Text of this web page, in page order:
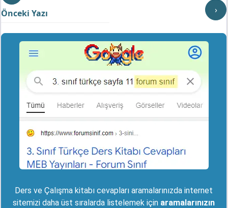
Önceki Yazı
›
Ders ve Çalışma kitabı cevapları aramalarınızda internet
sitemizi daha üst sıralarda listelemek için aramalarınızın